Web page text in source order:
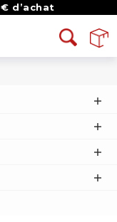
d’achat